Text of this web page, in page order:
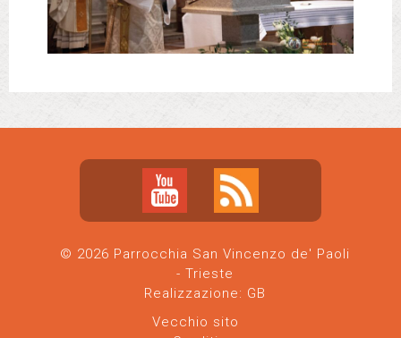
© 2026 Parrocchia San Vincenzo de' Paoli
- Trieste
Realizzazione: GB
Vecchio sito